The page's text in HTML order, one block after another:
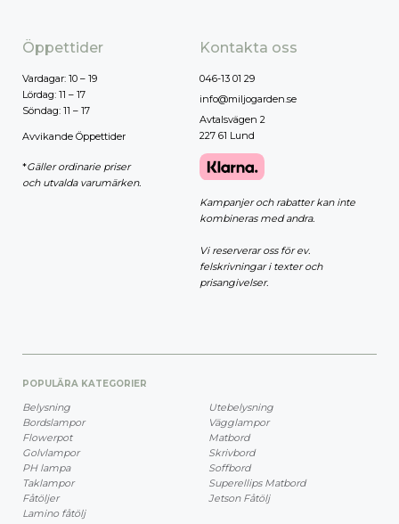
Öppettider
Vardagar: 10 – 19
Lördag: 11 – 17
Söndag: 11 – 17
Avvikande Öppettider
*Gäller ordinarie priser
och utvalda varumärken.
Kontakta oss
046-13 01 29
info@miljogarden.se
Avtalsvägen 2
227 61 Lund
Kampanjer och rabatter kan inte
kombineras med andra.
Vi reserverar oss för ev.
felskrivningar i texter och
prisangivelser.
POPULÄRA KATEGORIER
Belysning
Bordslampor
Flowerpot
Golvlampor
PH lampa
Taklampor
Fåtöljer
Lamino fåtölj
Utebelysning
Vägglampor
Matbord
Skrivbord
Soffbord
Superellips Matbord
Jetson Fåtölj